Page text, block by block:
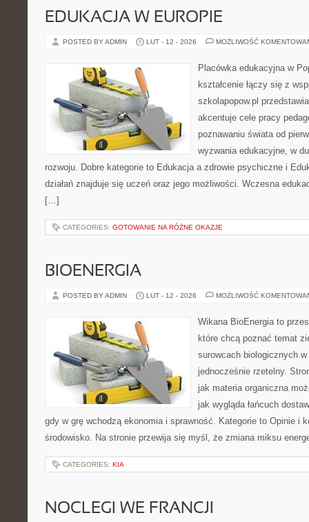
EDUKACJA W EUROPIE
POSTED BY ADMIN LUT - 12 - 2026 MOŻLIWOŚĆ
Placówka edukacyjna w
kształcenie łączy się z
szkolapopow.pl
akcentuje cele pracy
poznawaniu świata od
wyzwania edukacyjne, w
rozwoju. Dobre kategorie to Edukacja a zdrowie psychiczne i
działań znajduje się uczeń oraz jego możliwości. Wczesna
[…]
CATEGORIES: GOTOWANIE NA RÓŻNE OKAZJE
BIOENERGIA
POSTED BY ADMIN LUT - 12 - 2026 MOŻLIWOŚĆ
Wikana BioEnergia to
które chcą poznać temat
surowcach biologicznych
jednocześnie rzetelny.
jak materia organiczna
jak wygląda łańcuch
gdy w grę wchodzą ekonomia i sprawność. Kategorie to Opinie i
środowisko. Na stronie przewija się myśl, że zmiana miksu
CATEGORIES: KIA
NOCLEGI WE FRANCJI